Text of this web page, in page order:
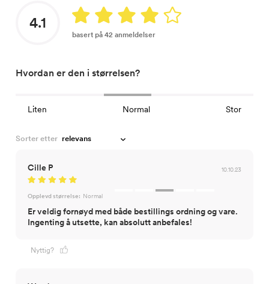
4.1
basert på 42 anmeldelser
Hvordan er den i størrelsen?
Liten Normal Stor
Sorter etter
Cille P 10.10.23
Opplevd størrelse: Normal
Er veldig fornøyd med både bestillings ordning og vare.
Ingenting å utsette, kan absolutt anbefales!
Nyttig?